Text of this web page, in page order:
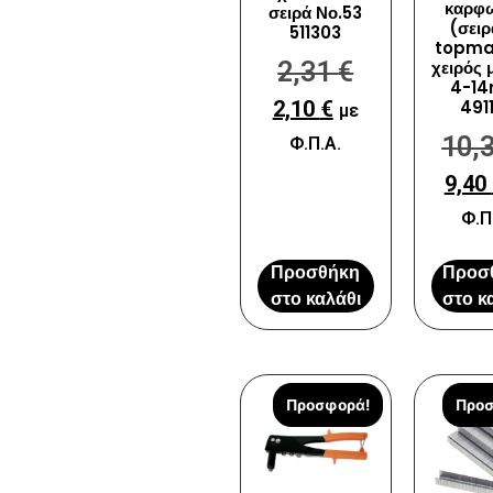
σειρά Νο.53
511303
2,31€
2,10 € με
Φ.Π.Α.
Προσθήκη
στο καλάθι
χειρός
4-
9,40
στο
Προσφορά!